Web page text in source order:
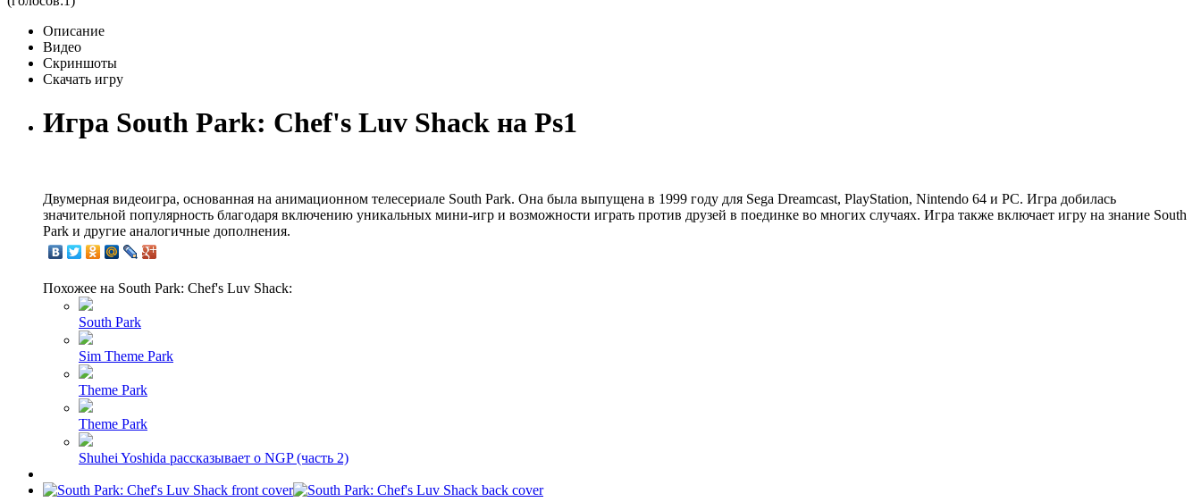
Описание
Видео
Скриншоты
Скачать игру
Игра South Park: Chef's Luv Shack на Ps1
Двумерная видеоигра, основанная на анимационном телесериале South Park. Она была выпущена в 1999 году для Sega Dreamcast, PlayStation, Nintendo 64 и PC. Игра добилась
значительной популярность благодаря включению уникальных мини-игр и возможности играть против друзей в поединке во многих случаях. Игра также включает игру на знание South
Park и другие аналогичные дополнения.
Похожее на South Park: Chef's Luv Shack:
South Park
Sim Theme Park
Theme Park
Theme Park
Shuhei Yoshida рассказывает о NGP (часть 2)